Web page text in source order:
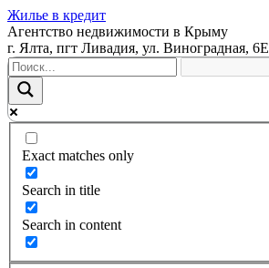
Жилье в кредит
Агентство недвижимости в Крыму
г. Ялта, пгт Ливадия, ул. Виноградная, 6Е
Exact matches only
Search in title
Search in content